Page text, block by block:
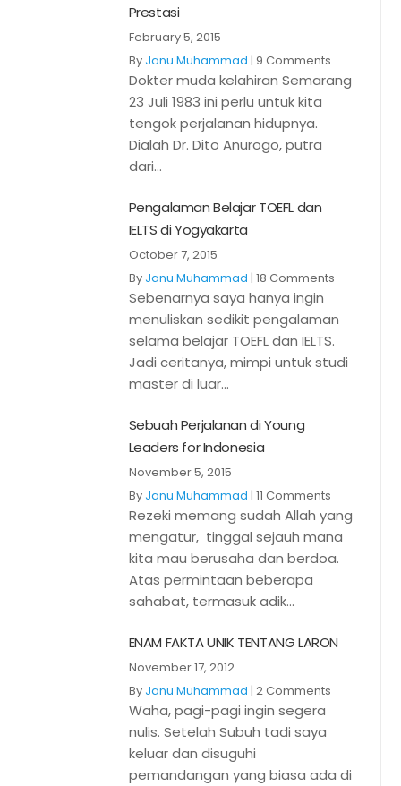
Prestasi
February 5, 2015
By Janu Muhammad | 9 Comments
Dokter muda kelahiran Semarang
23 Juli 1983 ini perlu untuk kita
tengok perjalanan hidupnya.
Dialah Dr. Dito Anurogo, putra
dari...
Pengalaman Belajar TOEFL dan
IELTS di Yogyakarta
October 7, 2015
By Janu Muhammad | 18 Comments
Sebenarnya saya hanya ingin
menuliskan sedikit pengalaman
selama belajar TOEFL dan IELTS.
Jadi ceritanya, mimpi untuk studi
master di luar...
Sebuah Perjalanan di Young
Leaders for Indonesia
November 5, 2015
By Janu Muhammad | 11 Comments
Rezeki memang sudah Allah yang
mengatur, tinggal sejauh mana
kita mau berusaha dan berdoa.
Atas permintaan beberapa
sahabat, termasuk adik...
ENAM FAKTA UNIK TENTANG LARON
November 17, 2012
By Janu Muhammad | 2 Comments
Waha, pagi-pagi ingin segera
nulis. Setelah Subuh tadi saya
keluar dan disuguhi
pemandangan yang biasa ada di